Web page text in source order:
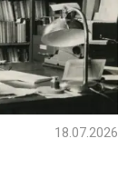
18.07.2026